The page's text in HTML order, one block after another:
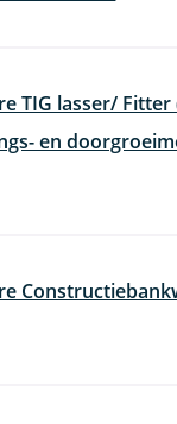
TIG lasser/ Fitter
en